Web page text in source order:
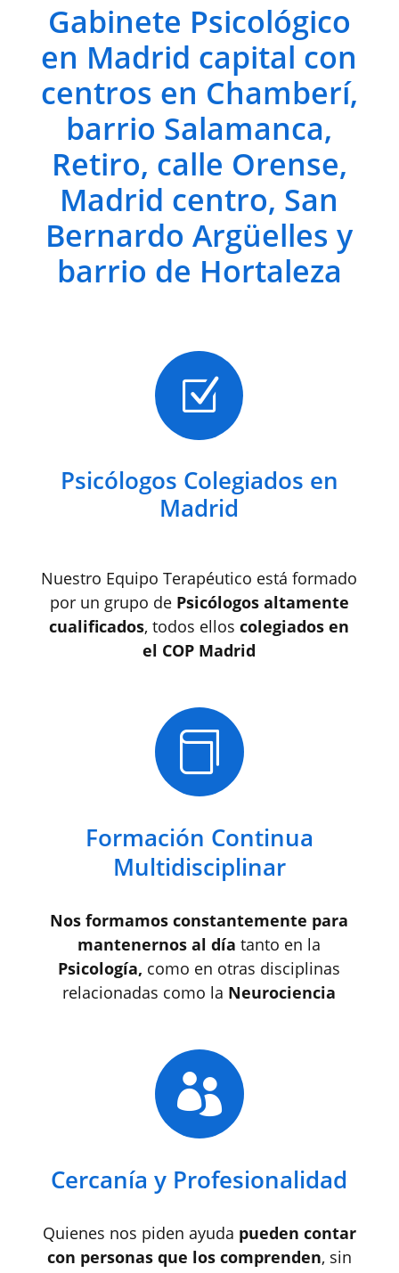
Gabinete Psicológico
en Madrid capital con
centros en Chamberí,
barrio Salamanca,
Retiro, calle Orense,
Madrid centro, San
Bernardo Argüelles y
barrio de Hortaleza
Z
Psicólogos Colegiados en
Madrid
Nuestro Equipo Terapéutico está formado
por un grupo de Psicólogos altamente
cualificados, todos elloscolegiados en
el COP Madrid

Formación Continua
Multidisciplinar
Nos formamos constantemente para
mantenernos al día tanto en la
Psicología, como en otras disciplinas
relacionadas como la Neurociencia

Cercanía y Profesionalidad
Quienes nos piden ayuda pueden contar
con personas que los comprenden, sin